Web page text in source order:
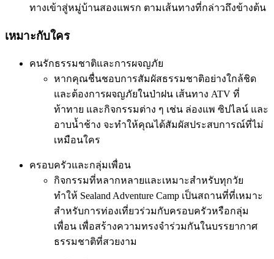
ทางเข้าสู่หมู่บ้านสองแพรก ตามเส้นทางที่กล่าวถึงข้างต้น
เหมาะกับใคร
คนรักธรรมชาติและการผจญภัย
หากคุณชื่นชอบการสัมผัสธรรมชาติอย่างใกล้ชิด
และต้องการผจญภัยในป่าฝน เส้นทาง ATV ที่
ท้าทาย และกิจกรรมต่าง ๆ เช่น ล่องแพ ซิปไลน์ และ
อาบน้ำช้าง จะทำให้คุณได้สัมผัสประสบการณ์ที่ไม่
เหมือนใคร
ครอบครัวและกลุ่มเพื่อน
กิจกรรมที่หลากหลายและเหมาะสำหรับทุกวัย
ทำให้ Sealand Adventure Camp เป็นสถานที่ที่เหมาะ
สำหรับการท่องเที่ยวร่วมกับครอบครัวหรือกลุ่ม
เพื่อน เพื่อสร้างความทรงจำร่วมกันในบรรยากาศ
ธรรมชาติที่สวยงาม